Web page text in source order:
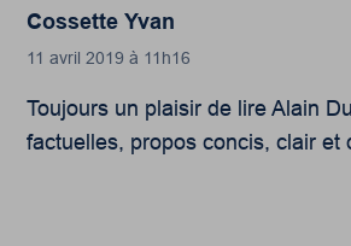
Cossette Yvan
11 avril 2019 à 11h16
Toujours un plaisir de lire Alain
factuelles, propos concis, clair et